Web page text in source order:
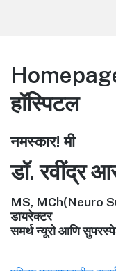
हॉस्पिटल
नमस्कार! मी
डॉ. रवींद्र
MS, MCh(Neuro
डायरेक्टर
समर्थ न्यूरो आणि